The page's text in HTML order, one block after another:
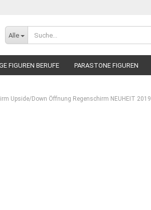
Alle
FIGUREN BERUFE PARASTONE FIGUREN
Upside/Down Öffnung Regenschirm NEUHEIT 2019